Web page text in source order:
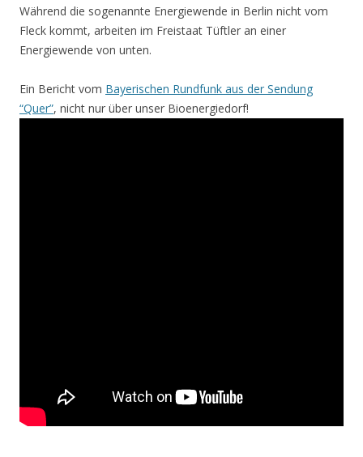
Während die sogenannte Energiewende in Berlin nicht vom
Fleck kommt, arbeiten im Freistaat Tüftler an einer
Energiewende von unten.
Ein Bericht vom Bayerischen Rundfunk aus der Sendung
“Quer”, nicht nur über unser Bioenergiedorf!